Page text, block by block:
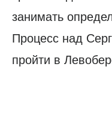
занимать
Процесс над
пройти в